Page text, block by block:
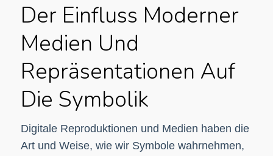
Der Einfluss Moderner
Medien Und
Repräsentationen Auf
Die Symbolik
Digitale Reproduktionen und Medien haben die
Art und Weise, wie wir Symbole wahrnehmen,